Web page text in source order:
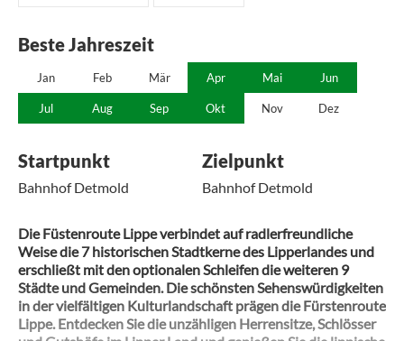
Beste Jahreszeit
Jan Feb Mär Apr Mai Jun
Jul Aug Sep Okt Nov Dez
Startpunkt
Bahnhof Detmold
Zielpunkt
Bahnhof Detmold
Die Füstenroute Lippe verbindet auf radlerfreundliche
Weise die 7 historischen Stadtkerne des Lipperlandes und
erschließt mit den optionalen Schleifen die weiteren 9
Städte und Gemeinden. Die schönsten Sehenswürdigkeiten
in der vielfältigen Kulturlandschaft prägen die Fürstenroute
Lippe. Entdecken Sie die unzähligen Herrensitze, Schlösser